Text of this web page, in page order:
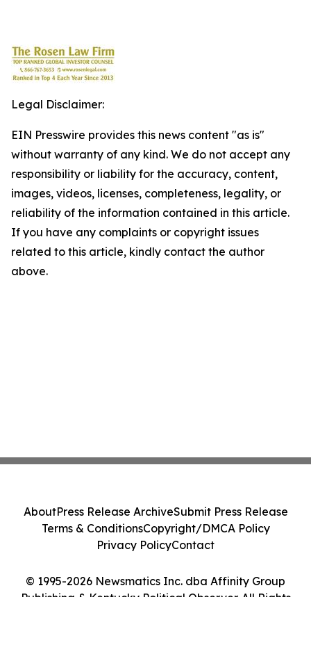
Legal Disclaimer:
EIN Presswire provides this news content "as is"
without warranty of any kind. We do not accept any
responsibility or liability for the accuracy, content,
images, videos, licenses, completeness, legality, or
reliability of the information contained in this article.
If you have any complaints or copyright issues
related to this article, kindly contact the author
above.
© 1995-2026 Newsmatics Inc. dba Affinity Group
Publishing & Kentucky Political Observer. All Rights
AboutPress Release ArchiveSubmit Press Release
Terms & ConditionsCopyright/DMCA Policy
Privacy PolicyContact